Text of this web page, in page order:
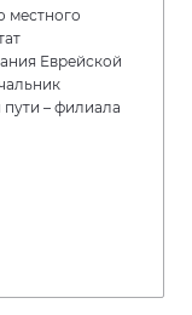
местного
Еврейской
– филиала